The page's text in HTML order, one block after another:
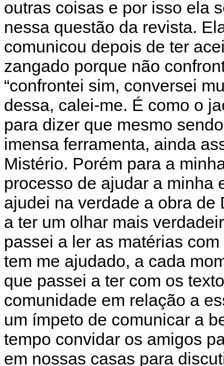
outras coisas e por isso ela
nessa questão da revista.
comunicou depois de ter
zangado porque não
“confrontei sim, conversei
dessa, calei-me. É como o
para dizer que mesmo
imensa ferramenta, ainda
Mistério. Porém para a
processo de ajudar a minha
ajudei na verdade a obra
a ter um olhar mais
passei a ler as matérias
tem me ajudado, a cada
que passei a ter com os
comunidade em relação a
um ímpeto de comunicar a
tempo convidar os amigos
em nossas casas para